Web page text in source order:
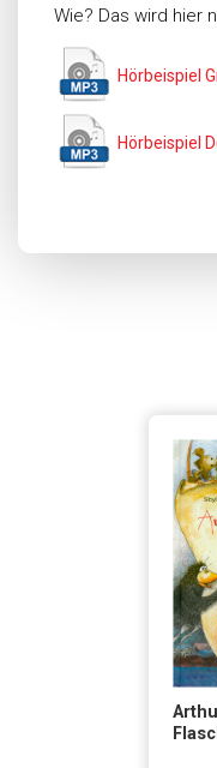
Wie? Das wird hier
Hörbeispiel
Hörbeispiel